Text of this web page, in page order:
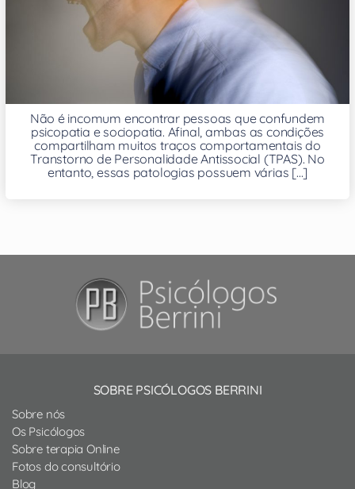
Não é incomum encontrar pessoas que confundem
psicopatia e sociopatia. Afinal, ambas as condições
compartilham muitos traços comportamentais do
Transtorno de Personalidade Antissocial (TPAS). No
entanto, essas patologias possuem várias [...]
SOBRE PSICÓLOGOS BERRINI
Sobre nós
Os Psicólogos
Sobre terapia Online
Fotos do consultório
Blog